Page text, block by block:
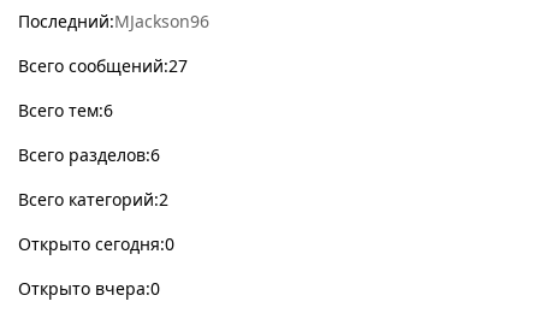
Последний:MJackson96
Всего сообщений:27
Всего тем:6
Всего разделов:6
Всего категорий:2
Открыто сегодня:0
Открыто вчера:0